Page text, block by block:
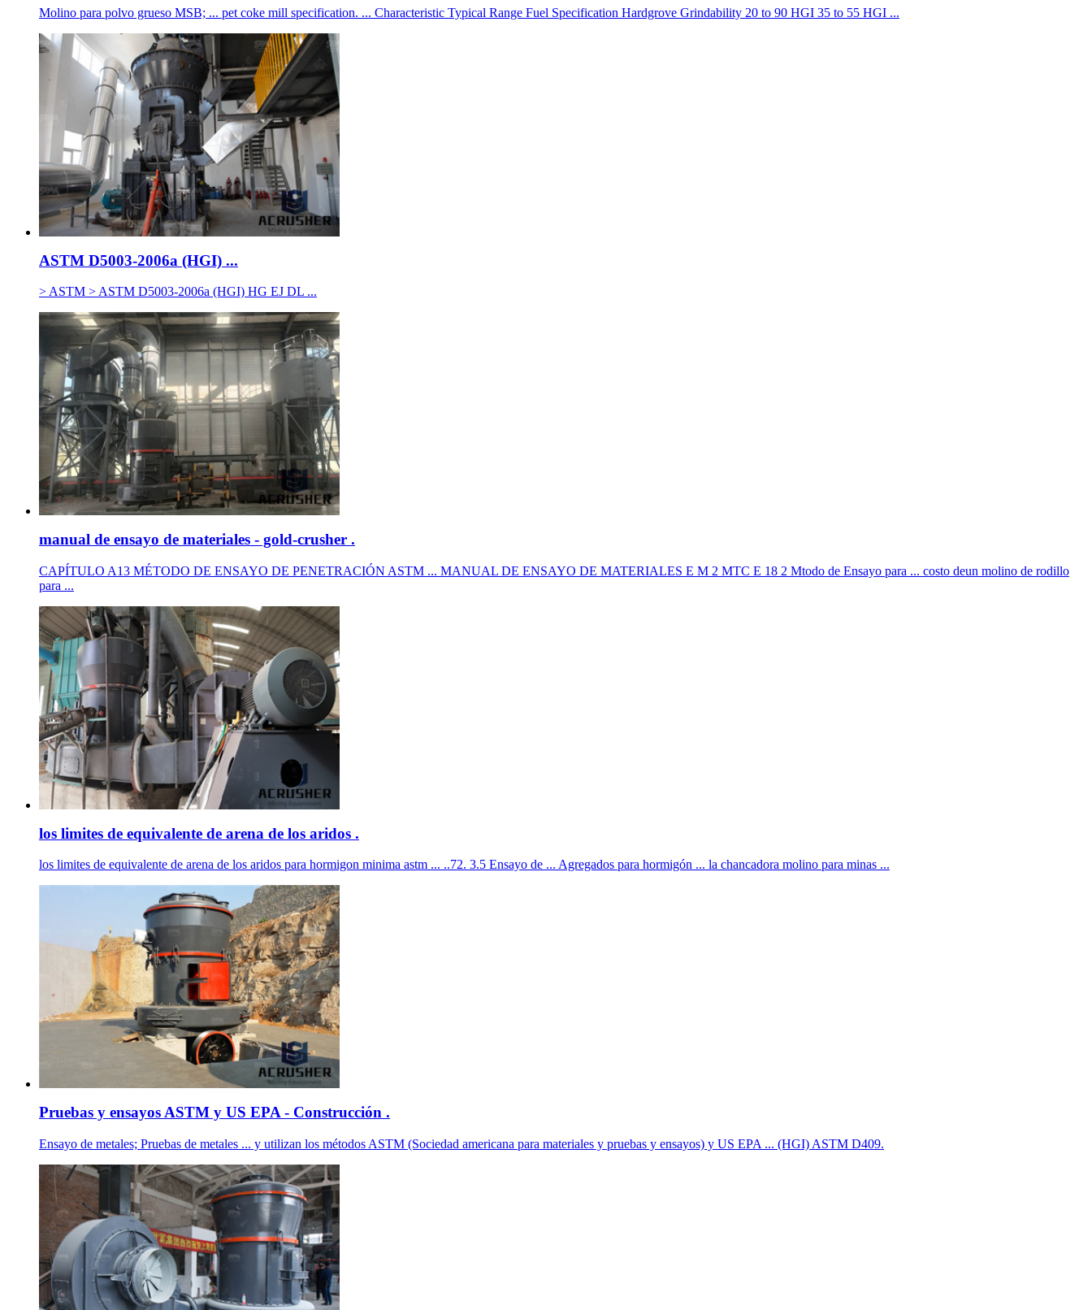
Molino para polvo grueso MSB; ... pet coke mill specification. ... Characteristic Typical Range Fuel Specification Hardgrove Grindability 20 to 90 HGI 35 to 55 HGI ...
ASTM D5003-2006a (HGI) ...
> ASTM > ASTM D5003-2006a (HGI) HG EJ DL ...
manual de ensayo de materiales - gold-crusher .
CAPÍTULO A13 MÉTODO DE ENSAYO DE PENETRACIÓN ASTM ... MANUAL DE ENSAYO DE MATERIALES E M 2 MTC E 18 2 Mtodo de Ensayo para ... costo deun molino de rodillo
para ...
los limites de equivalente de arena de los aridos .
los limites de equivalente de arena de los aridos para hormigon minima astm ... ..72. 3.5 Ensayo de ... Agregados para hormigón ... la chancadora molino para minas ...
Pruebas y ensayos ASTM y US EPA - Construcción .
Ensayo de metales; Pruebas de metales ... y utilizan los métodos ASTM (Sociedad americana para materiales y pruebas y ensayos) y US EPA ... (HGI) ASTM D409.